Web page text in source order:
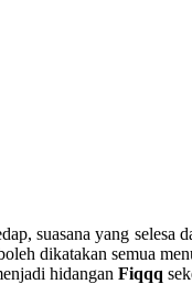
suasana yang selesa
dikatakan semua
hidangan Fiqqq